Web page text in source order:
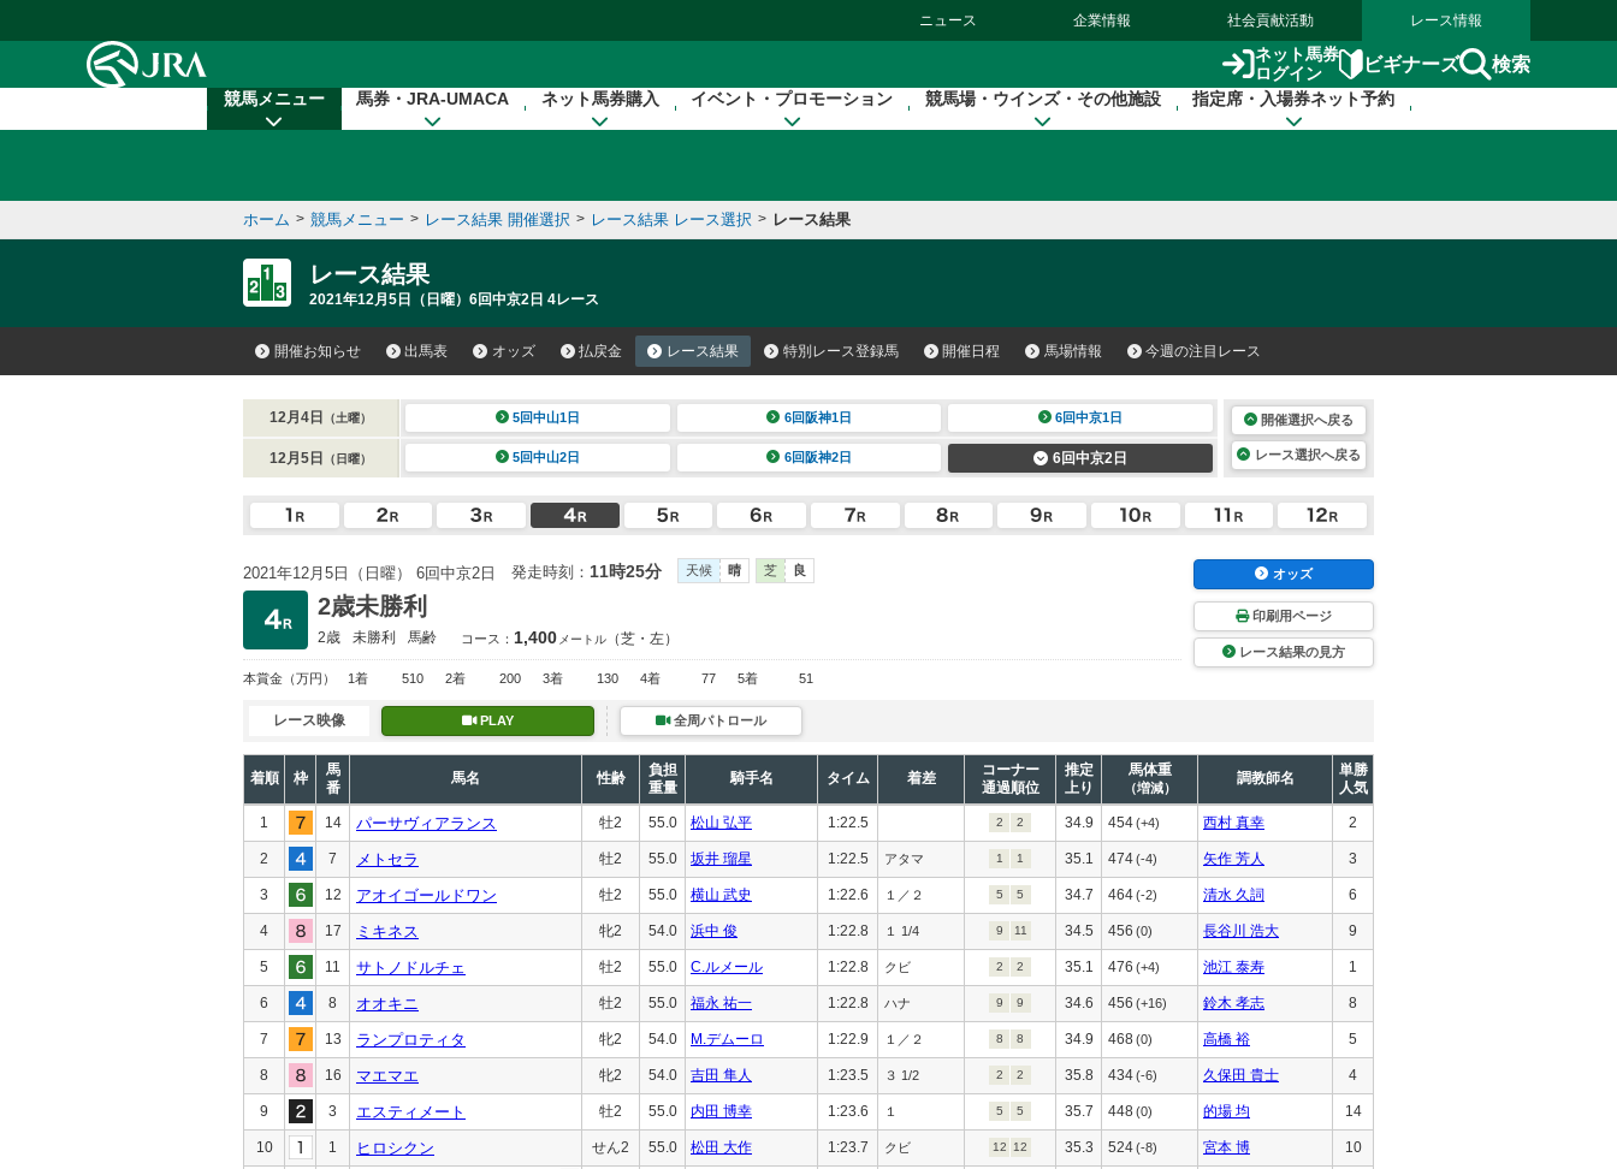
ニュース 企業情報 社会貢献活動 レース情報
ネット馬券
ログイン
ビギナーズ 検索
競馬メニュー 馬券・JRA-UMACA ネット馬券購入 イベント・プロモーション 競馬場・ウインズ・その他施設 指定席・入場券ネット予約
ホーム > 競馬メニュー > レース結果 開催選択 > レース結果 レース選択 > レース結果
レース結果
2021年12月5日（日曜）6回中京2日 4レース
開催お知らせ 出馬表 オッズ 払戻金 レース結果 特別レース登録馬 開催日程 馬場情報 今週の注目レース
12月4日 （土曜） 5回中山1日 6回阪神1日 6回中京1日
12月5日 （日曜） 5回中山2日 6回阪神2日 6回中京2日
開催選択へ戻る
レース選択へ戻る
2021年12月5日（日曜） 6回中京2日 発走時刻： 11時25分 天候 晴 芝 良
2歳未勝利
2歳 未勝利 馬齢 コース： 1,400 メートル （芝・左）
本賞金 （万円） 1着 510 2着 200 3着 130 4着 77 5着 51
オッズ
印刷用ページ
レース結果の見方
レース映像 PLAY 全周パトロール
着順 枠
馬
番
馬名 性齢
負担
重量
騎手名 タイム 着差
コーナー
通過順位
推定
上り
馬体重
（増減）
調教師名
単勝
人気
1 14 パーサヴィアランス 牡2 55.0 松山 弘平 1:22.5 2 2 34.9 454(+4) 西村 真幸 2
2 7 メトセラ 牡2 55.0 坂井 瑠星 1:22.5 アタマ 1 1 35.1 474(-4) 矢作 芳人 3
3 12 アオイゴールドワン 牡2 55.0 横山 武史 1:22.6 １／２ 5 5 34.7 464(-2) 清水 久詞 6
4 17 ミキネス 牝2 54.0 浜中 俊 1:22.8 １ 1/4 9 11 34.5 456 (0) 長谷川 浩大 9
5 11 サトノドルチェ 牡2 55.0 C.ルメール 1:22.8 クビ 2 2 35.1 476 (+4) 池江 泰寿 1
6 8 オオキニ 牡2 55.0 福永 祐一 1:22.8 ハナ 9 9 34.6 456 (+16) 鈴木 孝志 8
7 13 ランプロティタ 牝2 54.0 M.デムーロ 1:22.9 １／２ 8 8 34.9 468(0) 高橋 裕 5
8 16 マエマエ 牝2 54.0 吉田 隼人 1:23.5 ３ 1/2 2 2 35.8 434(-6) 久保田 貴士 4
9 3 エスティメート 牡2 55.0 内田 博幸 1:23.6 １ 5 5 35.7 448(0) 的場 均 14
10 1 ヒロシクン せん2 55.0 松田 大作 1:23.7 クビ 12 12 35.3 524(-8) 宮本 博 10